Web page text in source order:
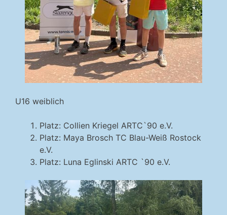
U16 weiblich
Platz: Collien Kriegel ARTC`90 e.V.
Platz: Maya Brosch TC Blau-Weiß Rostock
e.V.
Platz: Luna Eglinski ARTC `90 e.V.